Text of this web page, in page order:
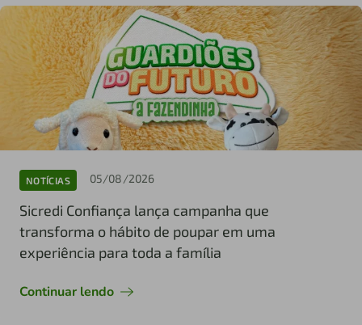
NOTÍCIAS 05/08/2026
Sicredi Confiança lança campanha que
transforma o hábito de poupar em uma
experiência para toda a família
Continuar lendo